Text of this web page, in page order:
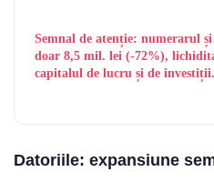
Semnal de atenție: numerarul
doar 8,5 mil. lei (-72%),
capitalul de lucru și de investiții.
Datoriile: expansiune